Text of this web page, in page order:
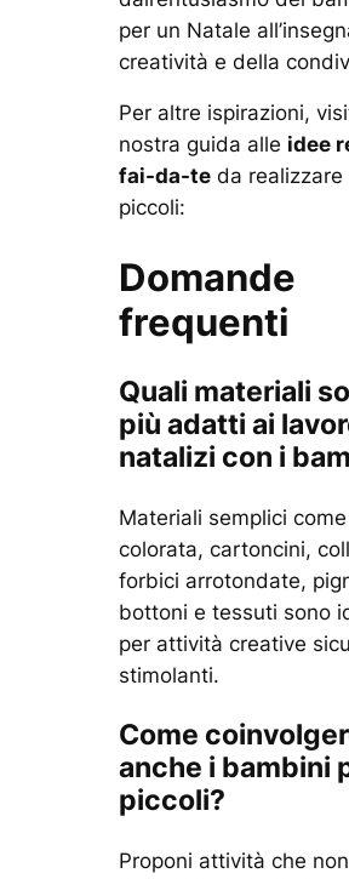
per un Natale
creatività e della
Per altre ispirazioni,
nostra guida alle idee
fai-da-teda realizzare
piccoli:
Domande
frequenti
Quali materiali
più adatti ai
natalizi con i
Materiali semplici
colorata, cartoncini,
forbici arrotondate,
bottoni e tessuti sono
per attività creative
stimolanti.
Come
anche i bambini
piccoli?
Proponi attività che non